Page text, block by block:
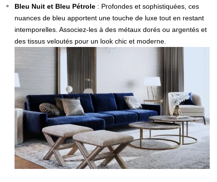
Bleu Nuit et Bleu Pétrole : Profondes et sophistiquées, ces
nuances de bleu apportent une touche de luxe tout en restant
intemporelles. Associez-les à des métaux dorés ou argentés et
des tissus veloutés pour un look chic et moderne.